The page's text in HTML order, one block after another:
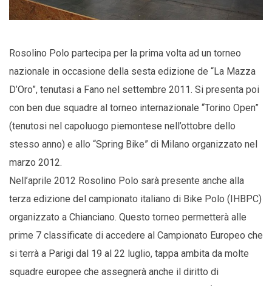
Rosolino Polo partecipa per la prima volta ad un torneo
nazionale in occasione della sesta edizione de “La Mazza
D’Oro”, tenutasi a Fano nel settembre 2011. Si presenta poi
con ben due squadre al torneo internazionale “Torino Open”
(tenutosi nel capoluogo piemontese nell’ottobre dello
stesso anno) e allo “Spring Bike” di Milano organizzato nel
marzo 2012.
Nell’aprile 2012 Rosolino Polo sarà presente anche alla
terza edizione del campionato italiano di Bike Polo (IHBPC)
organizzato a Chianciano. Questo torneo permetterà alle
prime 7 classificate di accedere al Campionato Europeo che
si terrà a Parigi dal 19 al 22 luglio, tappa ambita da molte
squadre europee che assegnerà anche il diritto di